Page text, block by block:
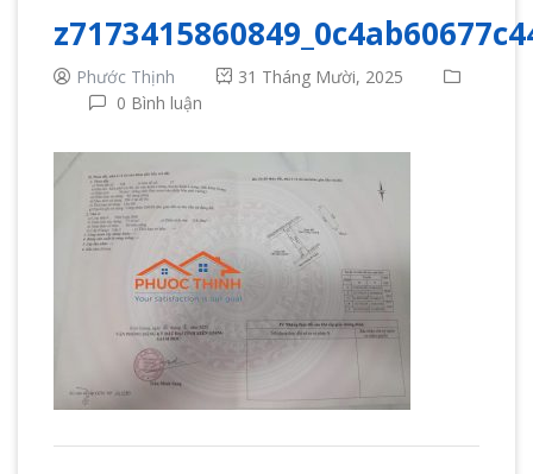
Phước Thịnh
31 Tháng Mười, 2025
0 Bình luận